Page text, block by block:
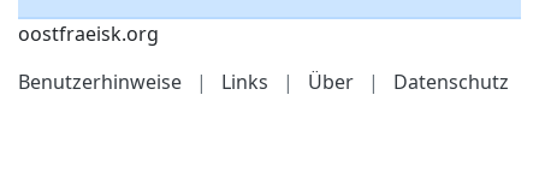
oostfraeisk.org
Benutzerhinweise
| Links | Über | Datenschutz